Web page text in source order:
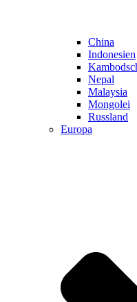
China
Indonesien
Nepal
Malaysia
Mongolei
Russland
Europa